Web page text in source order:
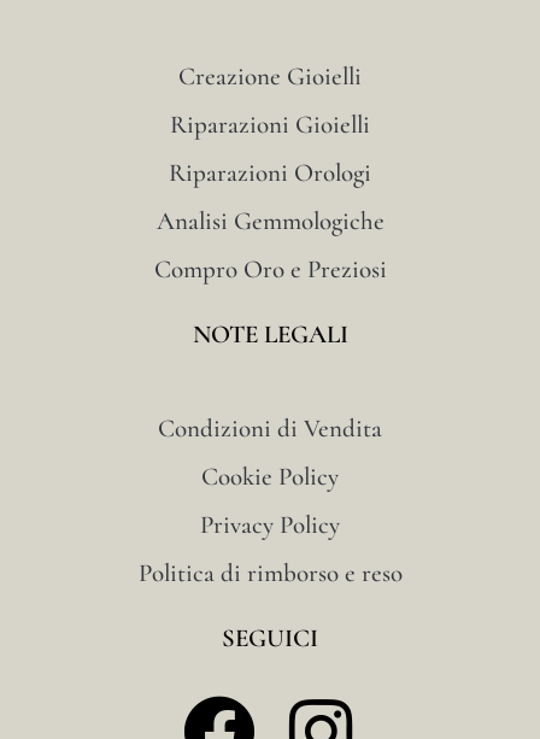
Creazione Gioielli
Riparazioni Gioielli
Riparazioni Orologi
Analisi Gemmologiche
Compro Oro e Preziosi
NOTE LEGALI
Condizioni di Vendita
Cookie Policy
Privacy Policy
Politica di rimborso e reso
SEGUICI